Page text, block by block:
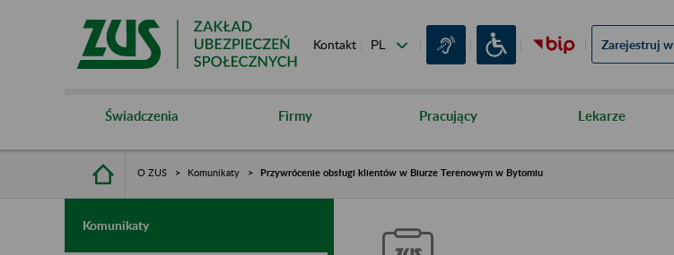
Kontakt Zarejestruj w
Świadczenia Firmy Pracujący Lekarze
O ZUS Komunikaty Przywrócenie obsługi klientów w Biurze Terenowym w Bytomiu
Komunikaty